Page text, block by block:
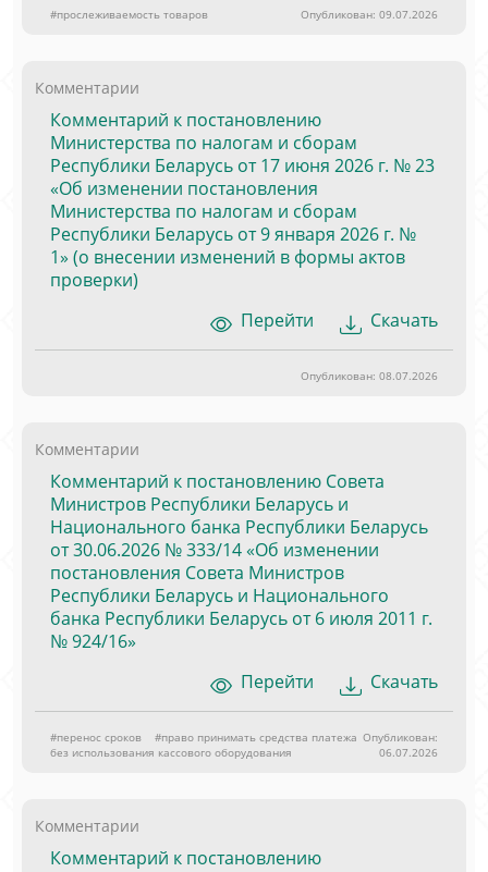
#прослеживаемость товаров Опубликован: 09.07.2026
Комментарии
Комментарий к постановлению
Министерства по налогам и сборам
Республики Беларусь от 17 июня 2026 г. № 23
«Об изменении постановления
Министерства по налогам и сборам
Республики Беларусь от 9 января 2026 г. №
1» (о внесении изменений в формы актов
проверки)
Перейти
Скачать
Опубликован: 08.07.2026
Комментарии
Комментарий к постановлению Совета
Министров Республики Беларусь и
Национального банка Республики Беларусь
от 30.06.2026 № 333/14 «Об изменении
постановления Совета Министров
Республики Беларусь и Национального
банка Республики Беларусь от 6 июля 2011 г.
№ 924/16»
Перейти
Скачать
#перенос сроков
#право принимать средства платежа
без использования кассового оборудования
Опубликован:
06.07.2026
Комментарии
Комментарий к постановлению